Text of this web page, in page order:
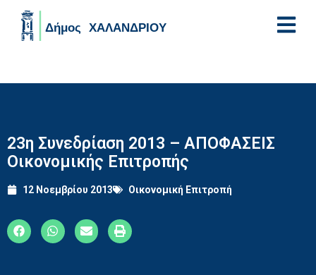
23η Συνεδρίαση 2013 – ΑΠΟΦΑΣΕΙΣ
Οικονομικής Επιτροπής
12 Νοεμβρίου 2013 Οικονομική Επιτροπή